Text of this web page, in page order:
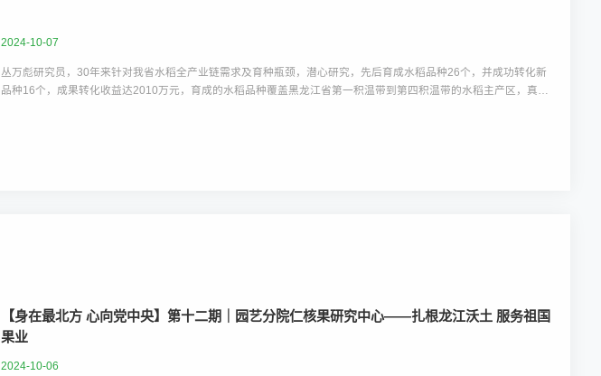
2024-10-07
丛万彪研究员，30年来针对我省水稻全产业链需求及育种瓶颈，潜心研究，先后育成水稻品种26个，并成功转化新
品种16个，成果转化收益达2010万元，育成的水稻品种覆盖黑龙江省第一积温带到第四积温带的水稻主产区，真正
​【身在最北方 心向党中央】第十二期｜园艺分院仁核果研究中心——扎根龙江沃土 服务祖国
果业
2024-10-06